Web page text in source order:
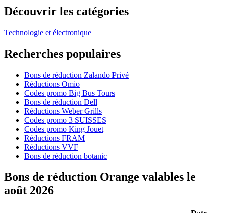
Découvrir les catégories
Technologie et électronique
Recherches populaires
Bons de réduction Zalando Privé
Réductions Omio
Codes promo Big Bus Tours
Bons de réduction Dell
Réductions Weber Grills
Codes promo 3 SUISSES
Codes promo King Jouet
Réductions FRAM
Réductions VVF
Bons de réduction botanic
Bons de réduction Orange valables le
août 2026